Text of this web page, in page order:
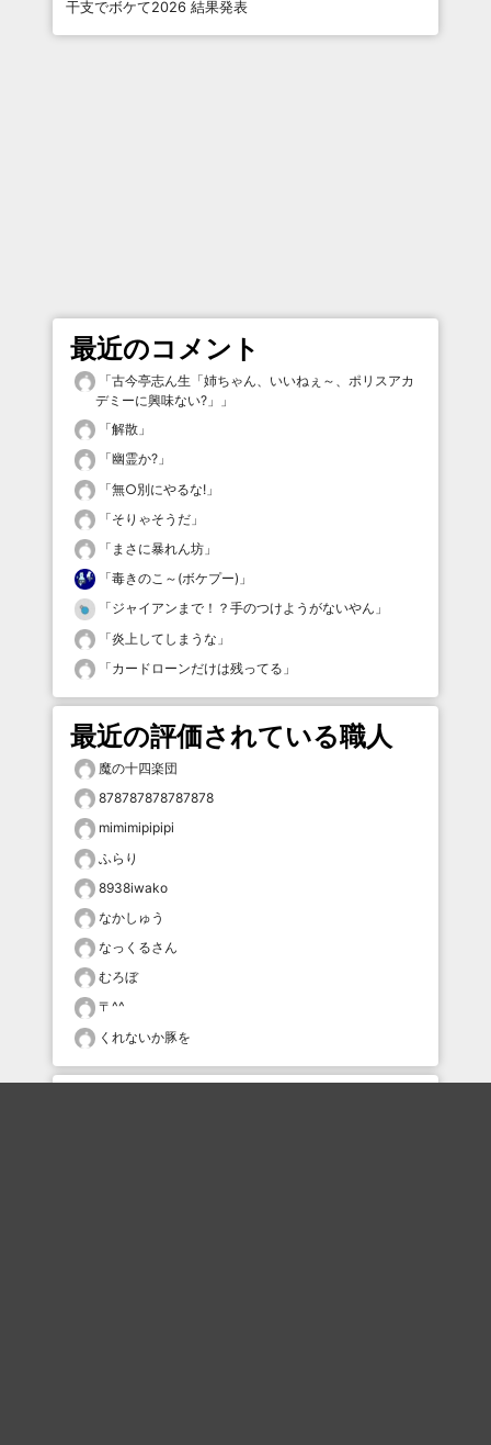
干支でボケて2026 結果発表
最近のコメント
「古今亭志ん生「姉ちゃん、いいねぇ～、ポリスアカ
デミーに興味ない?」
」
「解散 」
「幽霊か? 」
「無○別にやるな! 」
「そりゃそうだ 」
「 まさに暴れん坊 」
「毒きのこ～(ボケプー) 」
「ジャイアンまで！？手のつけようがないやん 」
「炎上してしまうな 」
「カードローンだけは残ってる 」
最近の評価されている職人
魔の十四楽団
878787878787878
mimimipipipi
ふらり
8938iwako
なかしゅう
なっくるさん
むろぼ
〒^^
くれないか豚を